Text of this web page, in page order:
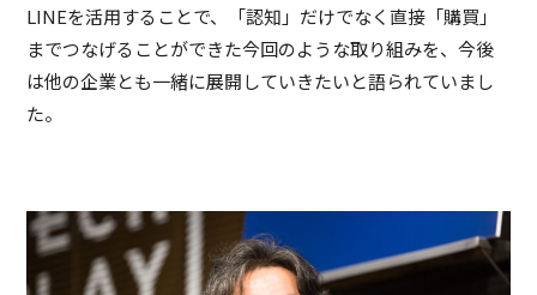
LINEを活用することで、「認知」だけでなく直接「購買」
までつなげることができた今回のような取り組みを、今後
は他の企業とも一緒に展開していきたいと語られていまし
た。